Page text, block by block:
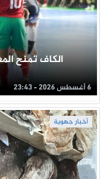
الكاف تمنح
6 أغسطس 2026 - 23:43
أخبار جهوية